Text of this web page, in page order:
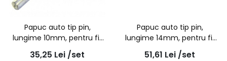
Papuc auto tip pin,
lungime 10mm, pentru fir
de 1,5mmp - 100buc/set
35,25 Lei /set
Papuc auto tip pin,
lungime 14mm, pentru fir
de 4-6mmp - 100buc/set
51,61 Lei /set